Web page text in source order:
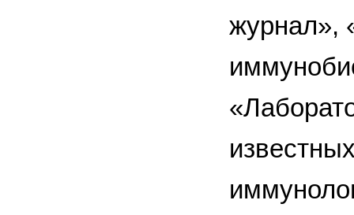
журнал»,